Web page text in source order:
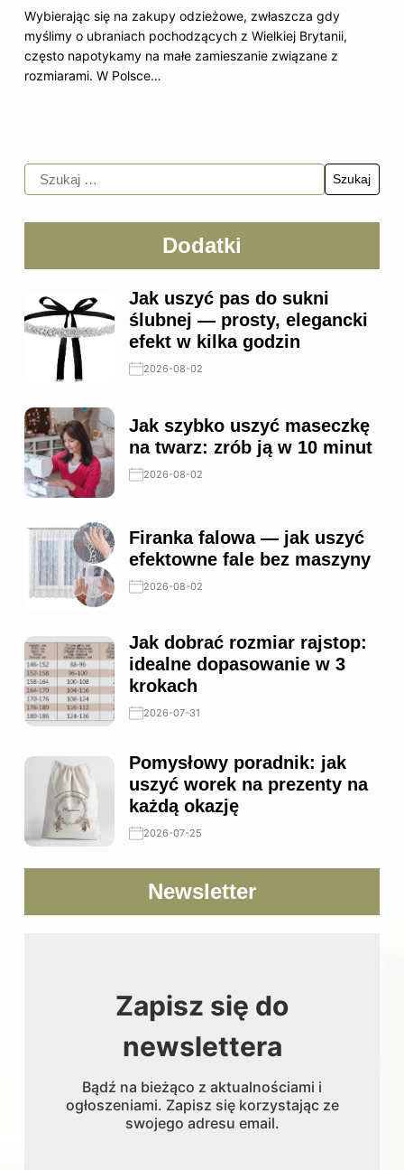
Wybierając się na zakupy odzieżowe, zwłaszcza gdy
myślimy o ubraniach pochodzących z Wielkiej Brytanii,
często napotykamy na małe zamieszanie związane z
rozmiarami. W Polsce…
Dodatki
Jak uszyć pas do sukni
ślubnej — prosty, elegancki
efekt w kilka godzin
2026-08-02
Jak szybko uszyć maseczkę
na twarz: zrób ją w 10 minut
2026-08-02
Firanka falowa — jak uszyć
efektowne fale bez maszyny
2026-08-02
Jak dobrać rozmiar rajstop:
idealne dopasowanie w 3
krokach
2026-07-31
Pomysłowy poradnik: jak
uszyć worek na prezenty na
każdą okazję
2026-07-25
Newsletter
Zapisz się do
newslettera
Bądź na bieżąco z aktualnościami i
ogłoszeniami. Zapisz się korzystając ze
swojego adresu email.